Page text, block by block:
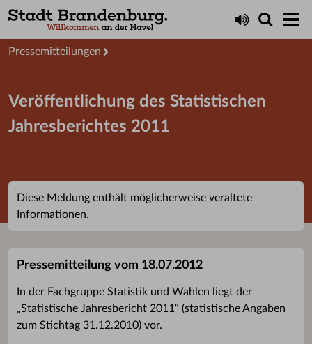
Presseservice
Pressemitteilungen
Veröffentlichung des Statistischen
Jahresberichtes 2011
Diese Meldung enthält möglicherweise veraltete
Informationen.
Pressemitteilung vom 18.07.2012
In der Fachgruppe Statistik und Wahlen liegt der
„Statistische Jahresbericht 2011“ (statistische Angaben
zum Stichtag 31.12.2010) vor.